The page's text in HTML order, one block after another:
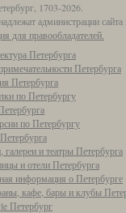
1703-2026.
администрации
для правообладателей.
Петербурга
Петербурга
Петербурга
по Петербургу
по Петербургу
галереи и театры Петербурга
и отели Петербурга
информация о Петербурге
кафе, бары и клубы
Петербург